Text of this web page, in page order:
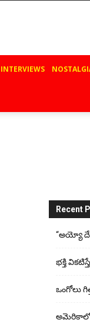
INTERVIEWS
Recent
“అయ్యో
భ‌క్తి
ఒంగోలు
అమెరికాలో